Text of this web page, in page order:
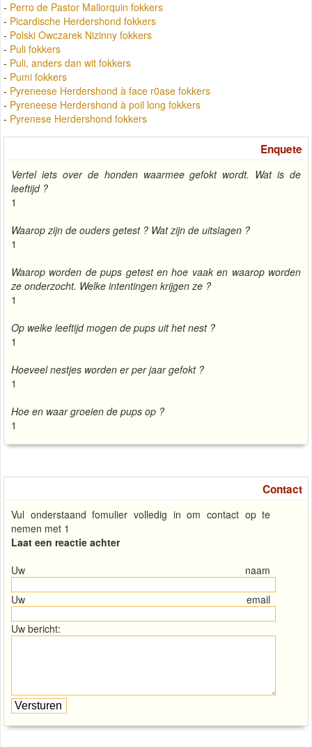
- Perro de Pastor Mallorquin fokkers
- Picardische Herdershond fokkers
- Polski Owczarek Nizinny fokkers
- Puli fokkers
- Puli, anders dan wit fokkers
- Pumi fokkers
- Pyreneese Herdershond à face r0ase fokkers
- Pyreneese Herdershond à poil long fokkers
- Pyrenese Herdershond fokkers
Enquete
Vertel iets over de honden waarmee gefokt wordt. Wat is de
leeftijd ?
1
Waarop zijn de ouders getest ? Wat zijn de uitslagen ?
1
Waarop worden de pups getest en hoe vaak en waarop worden
ze onderzocht. Welke intentingen krijgen ze ?
1
Op welke leeftijd mogen de pups uit het nest ?
1
Hoeveel nestjes worden er per jaar gefokt ?
1
Hoe en waar groeien de pups op ?
1
Contact
Vul onderstaand fomulier volledig in om contact op te
nemen met 1
Laat een reactie achter
Uw naam
Uw email
Uw bericht: